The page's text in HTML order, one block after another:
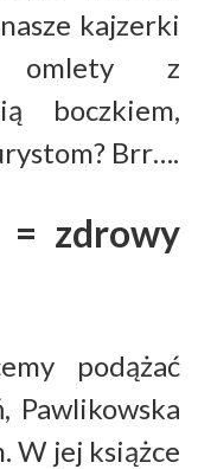
kajzerki
omlety z
boczkiem,
Brr….
= zdrowy
podążać
Pawlikowska
W jej książce